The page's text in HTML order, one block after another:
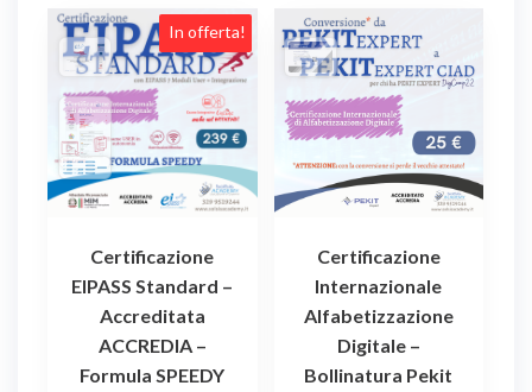
In offerta!
Certificazione
EIPASS Standard –
Accreditata
ACCREDIA –
Formula SPEEDY
Certificazione
Internazionale
Alfabetizzazione
Digitale –
Bollinatura Pekit